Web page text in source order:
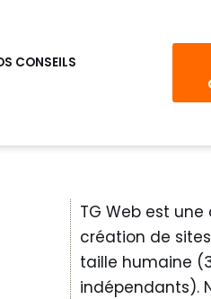
CONSEILS
TG Web est
création de
taille humaine
indépendants).